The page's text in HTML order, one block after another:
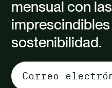
mensual con
imprescindibles
sostenibilidad.